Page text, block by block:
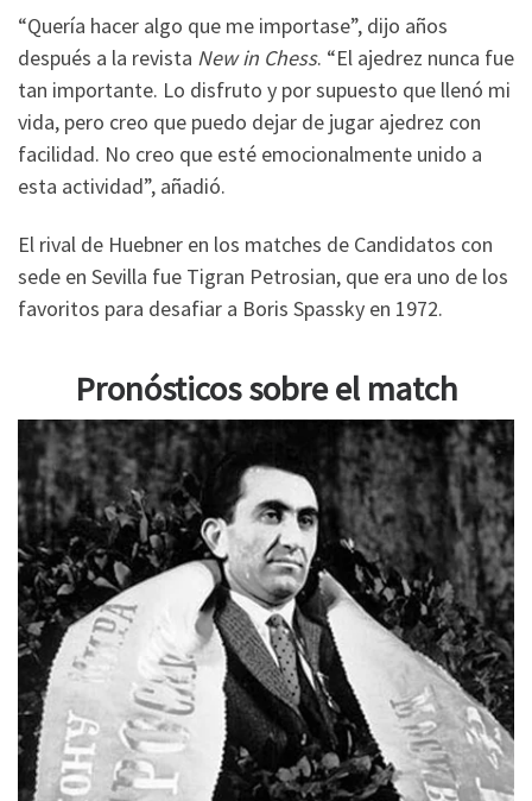
“Quería hacer algo que me importase”, dijo años
después a la revista New in Chess. “El ajedrez nunca fue
tan importante. Lo disfruto y por supuesto que llenó mi
vida, pero creo que puedo dejar de jugar ajedrez con
facilidad. No creo que esté emocionalmente unido a
esta actividad”, añadió.
El rival de Huebner en los matches de Candidatos con
sede en Sevilla fue Tigran Petrosian, que era uno de los
favoritos para desafiar a Boris Spassky en 1972.
Pronósticos sobre el match